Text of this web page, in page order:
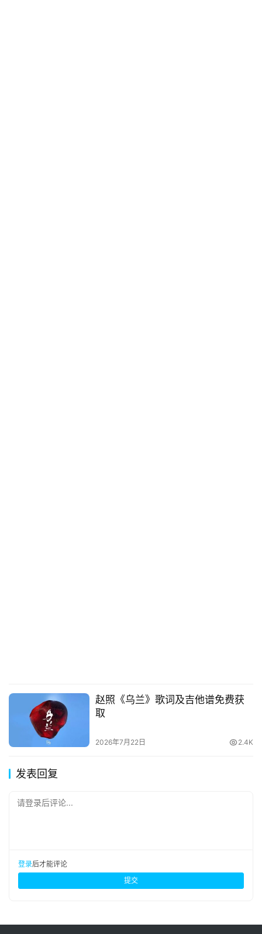
赵照《乌兰》歌词及吉他谱免费获
取
2026年7月22日 2.4K
发表回复
请登录后评论...
登录后才能评论
提交